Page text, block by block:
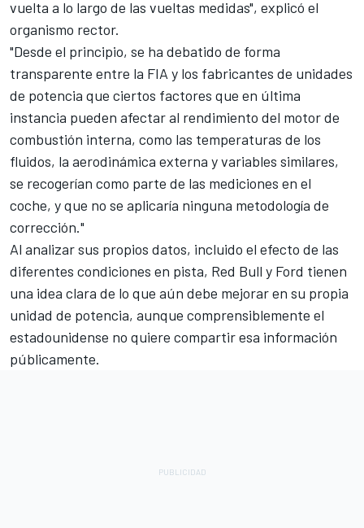
vuelta a lo largo de las vueltas medidas", explicó el
organismo rector.
"Desde el principio, se ha debatido de forma
transparente entre la FIA y los fabricantes de unidades
de potencia que ciertos factores que en última
instancia pueden afectar al rendimiento del motor de
combustión interna, como las temperaturas de los
fluidos, la aerodinámica externa y variables similares,
se recogerían como parte de las mediciones en el
coche, y que no se aplicaría ninguna metodología de
corrección."
Al analizar sus propios datos, incluido el efecto de las
diferentes condiciones en pista, Red Bull y Ford tienen
una idea clara de lo que aún debe mejorar en su propia
unidad de potencia, aunque comprensiblemente el
estadounidense no quiere compartir esa información
públicamente.